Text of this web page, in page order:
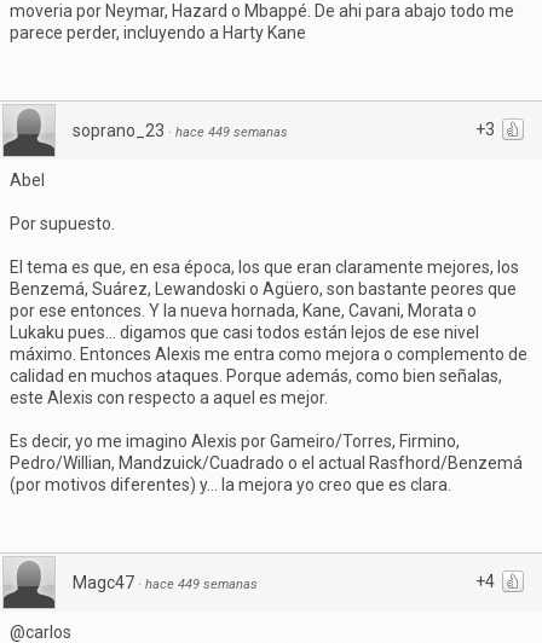
moveria por Neymar, Hazard o Mbappé. De ahi para abajo todo me
parece perder, incluyendo a Harty Kane
+3
soprano_23 · hace 449 semanas
Abel
Por supuesto.
El tema es que, en esa época, los que eran claramente mejores, los
Benzemá, Suárez, Lewandoski o Agüero, son bastante peores que
por ese entonces. Y la nueva hornada, Kane, Cavani, Morata o
Lukaku pues... digamos que casi todos están lejos de ese nivel
máximo. Entonces Alexis me entra como mejora o complemento de
calidad en muchos ataques. Porque además, como bien señalas,
este Alexis con respecto a aquel es mejor.
Es decir, yo me imagino Alexis por Gameiro/Torres, Firmino,
Pedro/Willian, Mandzuick/Cuadrado o el actual Rasfhord/Benzemá
(por motivos diferentes) y... la mejora yo creo que es clara.
+4
Magc47 · hace 449 semanas
@carlos